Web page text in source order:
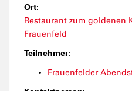
Ort:
Restaurant zum goldenen
Frauenfeld
Teilnehmer:
Frauenfelder